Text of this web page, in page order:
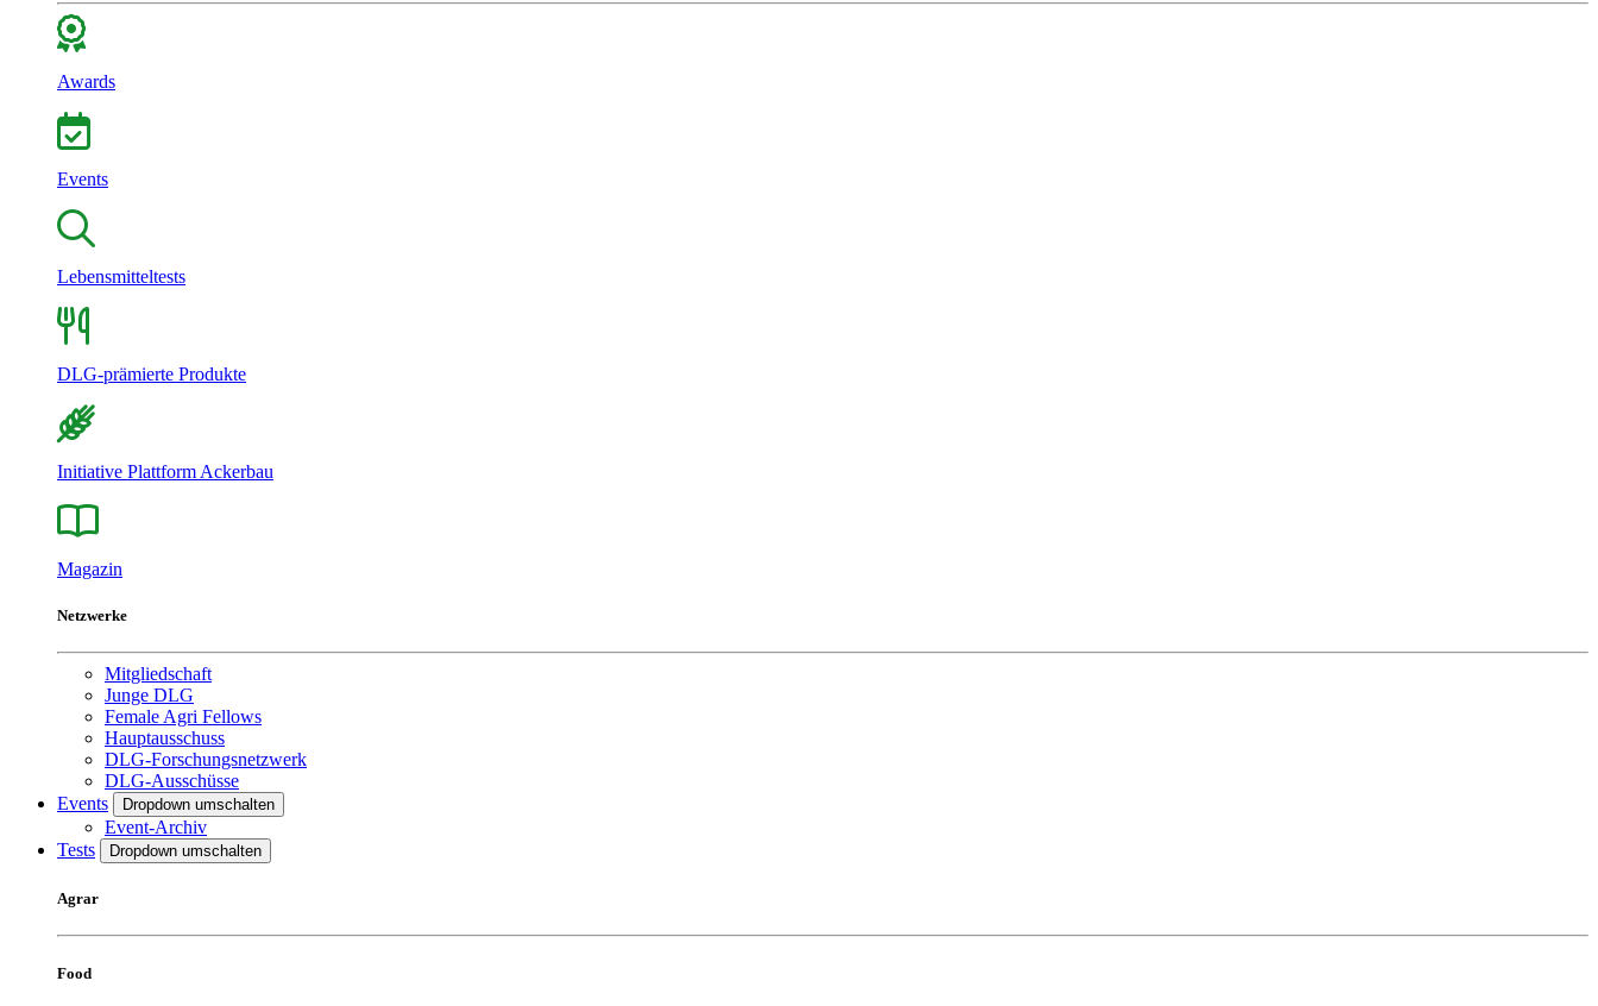
Awards
Events
Lebensmitteltests
DLG-prämierte Produkte
Initiative Plattform Ackerbau
Magazin
Netzwerke
Mitgliedschaft
Junge DLG
Female Agri Fellows
Hauptausschuss
DLG-Forschungsnetzwerk
DLG-Ausschüsse
Events
Dropdown umschalten
Event-Archiv
Tests
Dropdown umschalten
Agrar
Food